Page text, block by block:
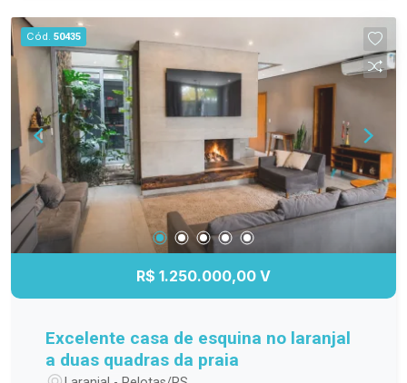
confortável, garantindo noites tranquilas.
Externamente, o imóvel dispõe de um quintal que
pode ser aproveitado para lazer ou jardinagem,
além de uma área gourmet e de garagem para
proteger seu veículo. A localização é um dos
pontos fortes, com fácil acesso a comércios,
escolas e transporte público, tornando o dia a dia
mais prático. Não perca a chance de conhecer
essa excelente opção de moradia. Entre em
contato e agende sua visita!
Cód. 50435
R$ 1.250.000,00 V
Excelente casa de esquina no laranjal
a duas quadras da praia